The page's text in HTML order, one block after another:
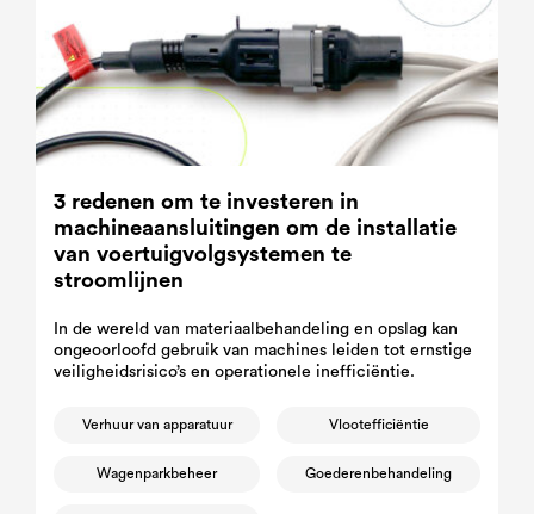
3 redenen om te investeren in
machineaansluitingen om de installatie
van voertuigvolgsystemen te
stroomlijnen
In de wereld van materiaalbehandeling en opslag kan
ongeoorloofd gebruik van machines leiden tot ernstige
veiligheidsrisico’s en operationele inefficiëntie.
Verhuur van apparatuur Vlootefficiëntie
Wagenparkbeheer Goederenbehandeling